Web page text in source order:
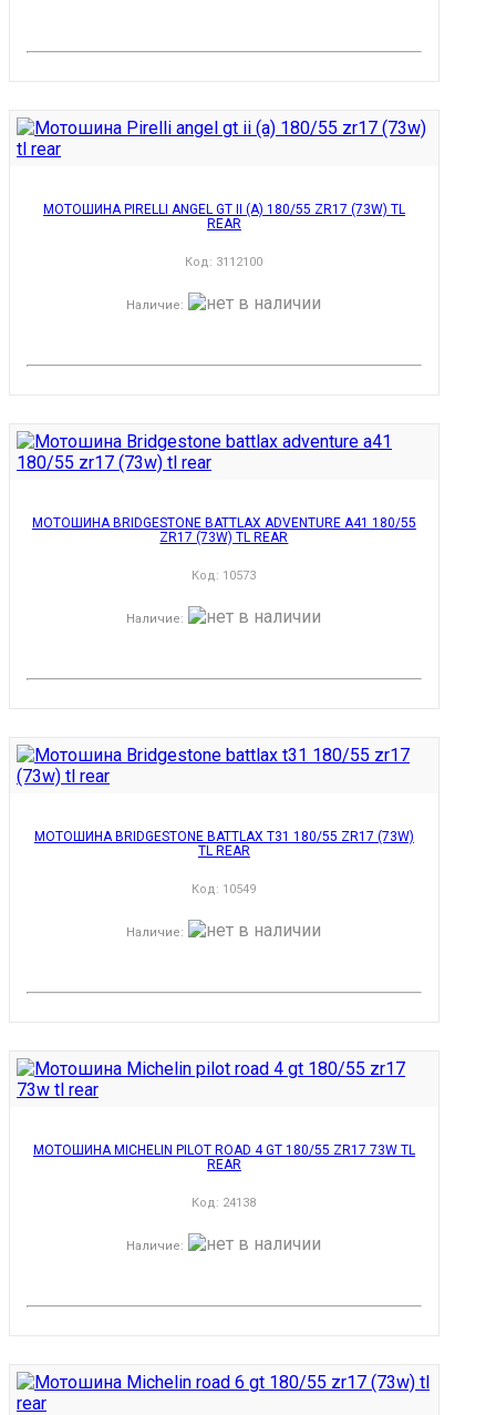
МОТОШИНА PIRELLI ANGEL GT II (A) 180/55 ZR17 (73W) TL
REAR
Код: 3112100
Наличие:
МОТОШИНА BRIDGESTONE BATTLAX ADVENTURE A41 180/55
ZR17 (73W) TL REAR
Код: 10573
Наличие:
МОТОШИНА BRIDGESTONE BATTLAX T31 180/55 ZR17 (73W)
TL REAR
Код: 10549
Наличие:
МОТОШИНА MICHELIN PILOT ROAD 4 GT 180/55 ZR17 73W TL
REAR
Код: 24138
Наличие: